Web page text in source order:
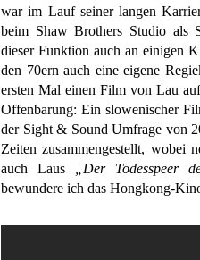
war im Lauf seiner langen
beim Shaw Brothers Studio als
dieser Funktion auch an einigen
den 70ern auch eine eigene
ersten Mal einen Film von Lau
Offenbarung: Ein slowenischer
der Sight & Sound Umfrage von
Zeiten zusammengestellt, wobei
auch Laus
„Der Todesspeer
bewundere ich das Hongkong-